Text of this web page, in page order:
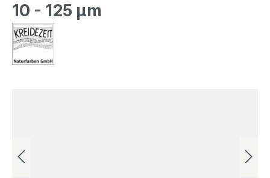
10 - 125 µm